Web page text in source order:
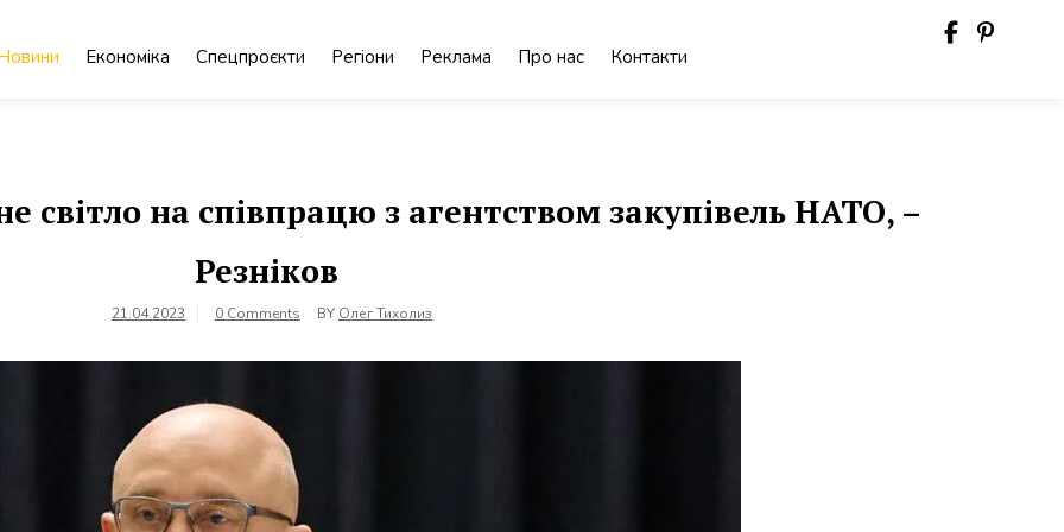
Економіка Спецпроєкти Регіони Реклама Про нас Контакти
світло на співпрацю з агентством закупівель НАТО, –
Резніков
21.04.2023 0 Comments BY Олег Тихолиз